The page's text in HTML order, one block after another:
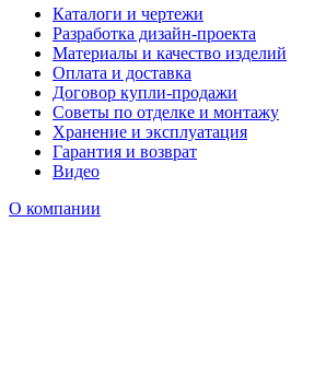
Каталоги и чертежи
Разработка дизайн-проекта
Материалы и качество изделий
Оплата и доставка
Договор купли-продажи
Советы по отделке и монтажу
Хранение и эксплуатация
Гарантия и возврат
Видео
О компании